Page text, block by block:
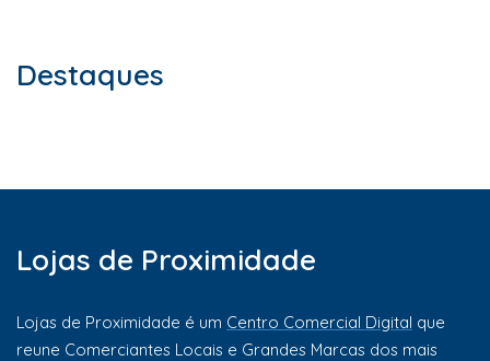
Destaques
Lojas de Proximidade
Lojas de Proximidade é um Centro Comercial Digital que
reune Comerciantes Locais e Grandes Marcas dos mais